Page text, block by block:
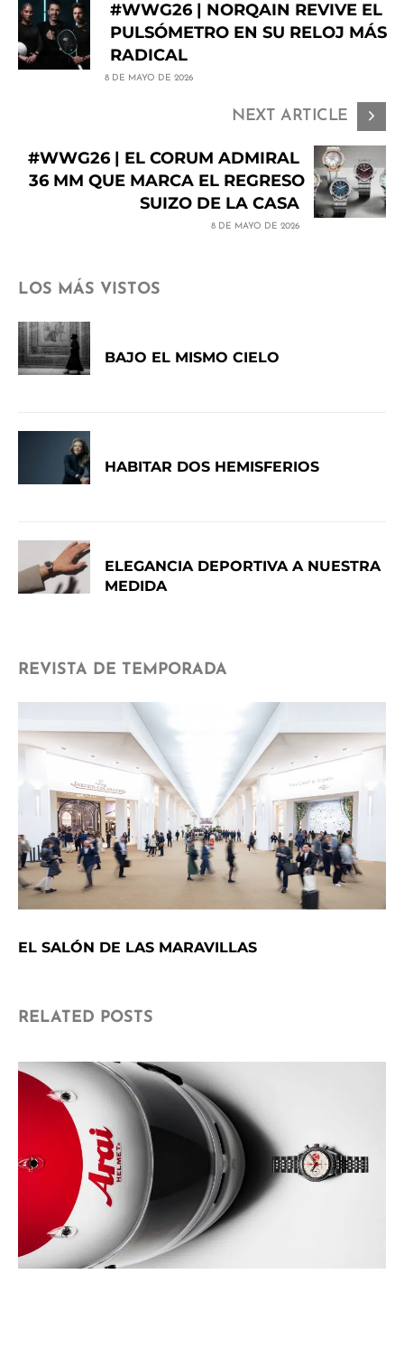
#WWG26 | NORQAIN REVIVE EL
PULSÓMETRO EN SU RELOJ MÁS
RADICAL
8 DE MAYO DE 2026
NEXT ARTICLE
#WWG26 | EL CORUM ADMIRAL
36 MM QUE MARCA EL REGRESO
SUIZO DE LA CASA
8 DE MAYO DE 2026
LOS MÁS VISTOS
BAJO EL MISMO CIELO
HABITAR DOS HEMISFERIOS
ELEGANCIA DEPORTIVA A NUESTRA
MEDIDA
REVISTA DE TEMPORADA
EL SALÓN DE LAS MARAVILLAS
RELATED POSTS